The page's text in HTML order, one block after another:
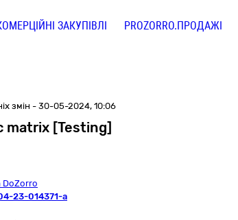
ЗАКУПІВЛІ PROZORRO.ПРОДАЖІ
змін - 30-05-2024, 10:06
[Testing]
DoZorro
23-014371-a